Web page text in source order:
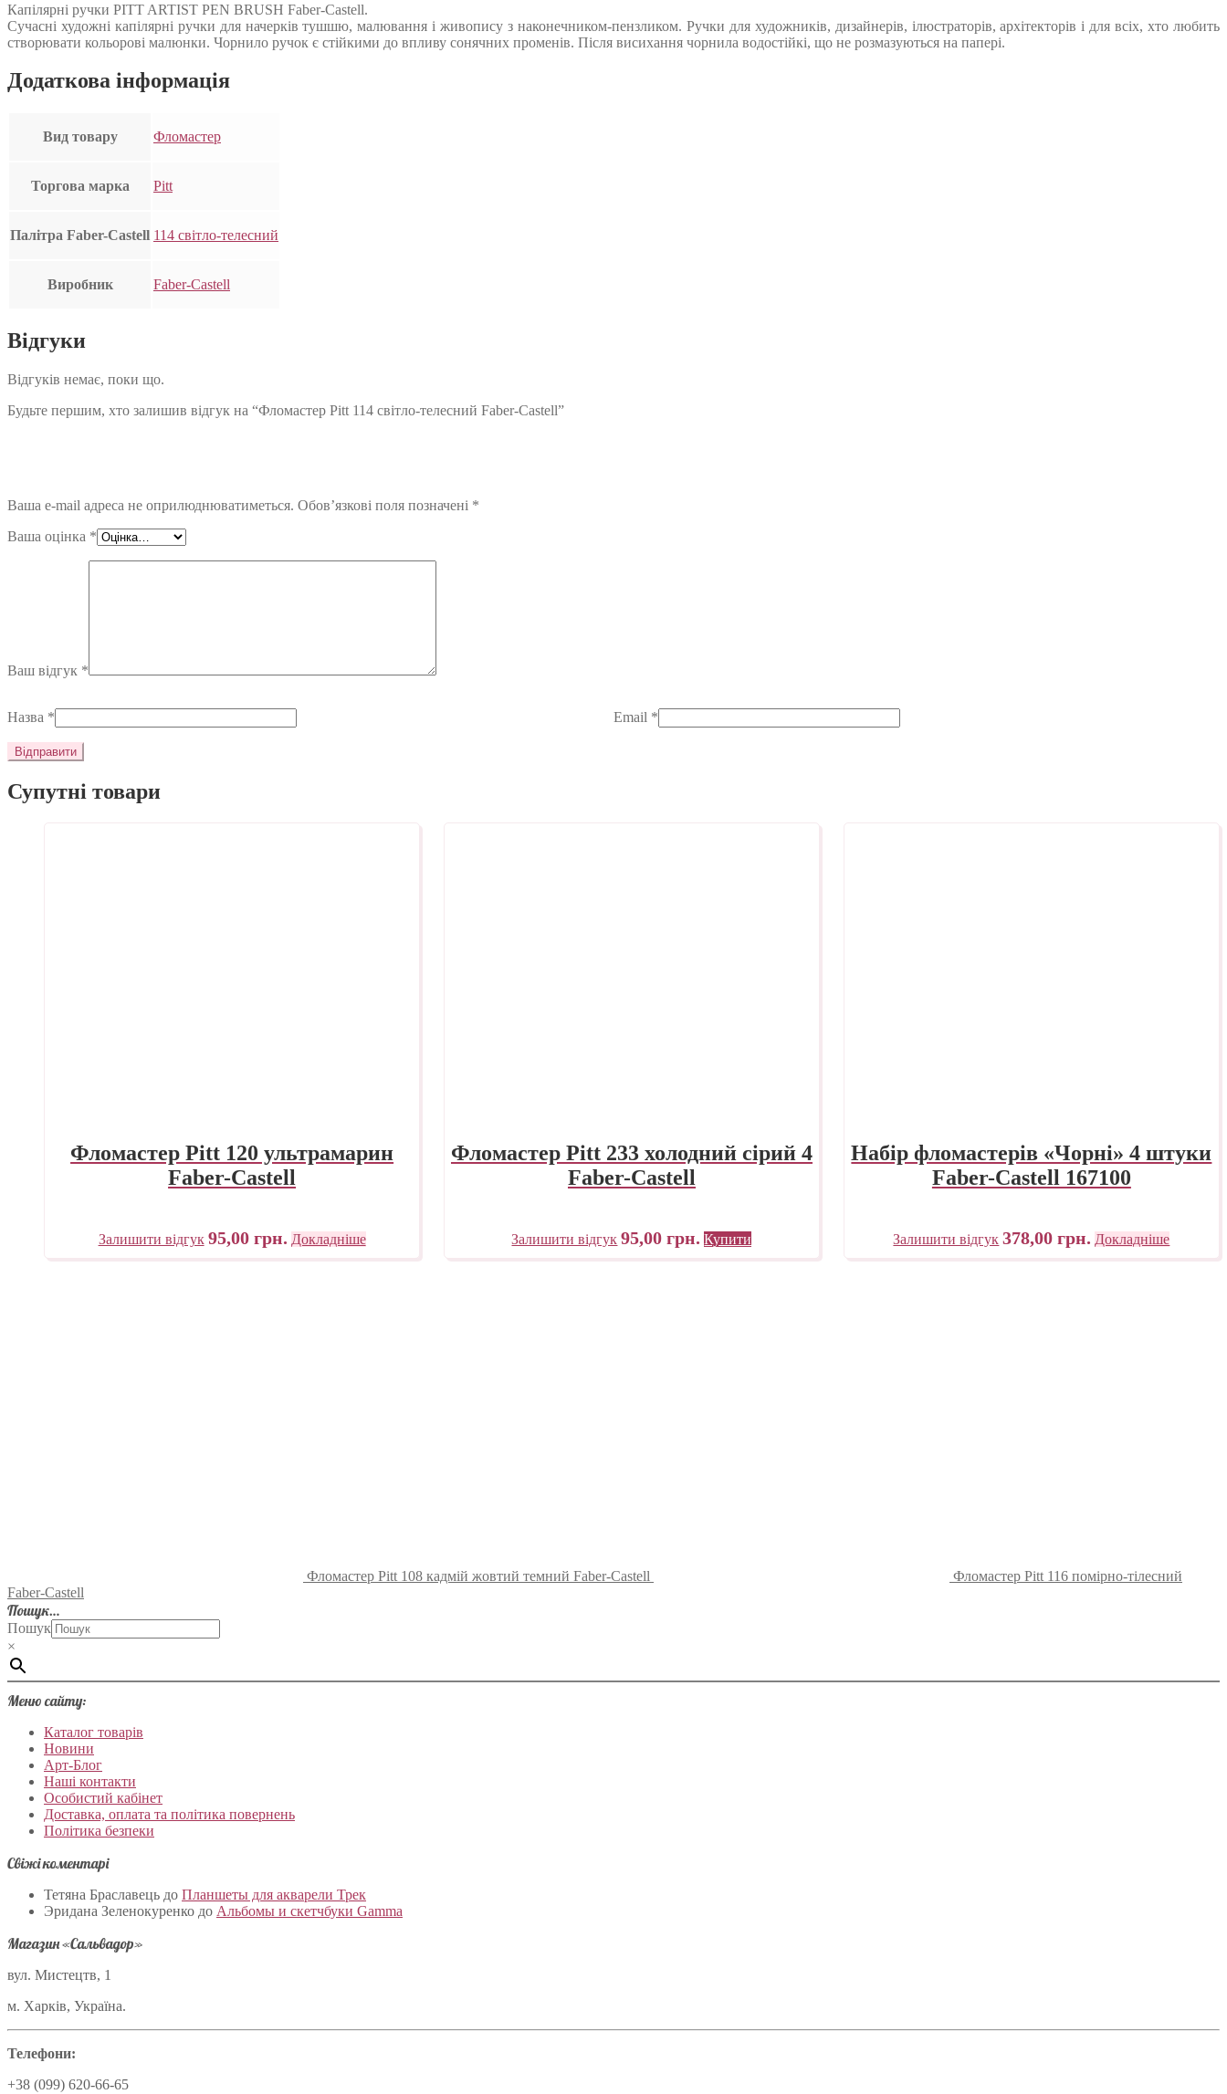
Капілярні ручки PITT ARTIST PEN BRUSH Faber-Castell.
Сучасні художні капілярні ручки для начерків тушшю, малювання і живопису з наконечником-пензликом. Ручки для художників, дизайнерів, ілюстраторів, архітекторів і для всіх, хто любить
створювати кольорові малюнки. Чорнило ручок є стійкими до впливу сонячних променів. Після висихання чорнила водостійкі, що не розмазуються на папері.
Додаткова інформація
Вид товару Фломастер
Торгова марка Pitt
Палітра Faber-Castell 114 світло-телесний
Виробник Faber-Castell
Відгуки
Відгуків немає, поки що.
Будьте першим, хто залишив відгук на “Фломастер Pitt 114 світло-телесний Faber-Castell”
Ваша e-mail адреса не оприлюднюватиметься. Обов’язкові поля позначені *
Ваша оцінка *
Ваш відгук *
Назва * Email *
Супутні товари
Фломастер Pitt 120 ультрамарин
Faber-Castell
Залишити відгук 95,00 грн. Докладніше
Фломастер Pitt 233 холодний сірий 4
Faber-Castell
Залишити відгук 95,00грн. Купити
Набір фломастерів «Чорні» 4 штуки
Faber-Castell 167100
Залишити відгук 378,00грн. Докладніше
Фломастер Pitt 108 кадмій жовтий темний Faber-Castell
Фломастер Pitt 116 помірно-тілесний
Faber-Castell
Пошук…
Пошук
×
Меню сайту:
Каталог товарів
Новини
Арт-Блог
Наші контакти
Особистий кабінет
Доставка, оплата та політика повернень
Політика безпеки
Свіжі коментарі
Тетяна Браславець до Планшеты для акварели Трек
Эридана Зеленокуренко до Альбомы и скетчбуки Gamma
Магазин «Сальвадор»
вул. Мистецтв, 1
м. Харків, Україна.
Телефони:
+38 (099) 620-66-65